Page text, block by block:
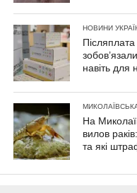
НОВИНИ
навіть для
На
вилов
та які